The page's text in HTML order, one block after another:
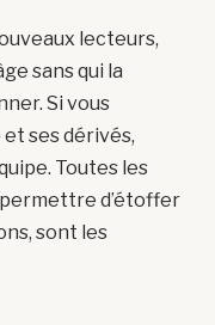
lecteurs,
sans qui la
Si vous
ses dérivés,
Toutes les
d’étoffer
sont les